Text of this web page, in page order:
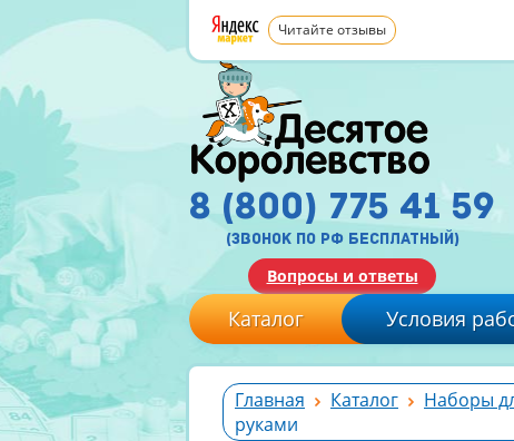
Читайте отзывы
8 (800) 775 41 59
(звонок по рф бесплатный)
Вопросы и ответы
Каталог Условия
Главная Каталог Наборы
руками